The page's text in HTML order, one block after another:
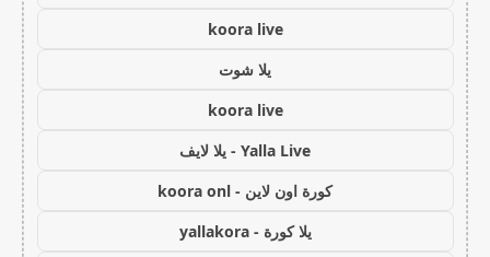
koora live
يلا شوت
koora live
Yalla Live - يلا لايف
كورة اون لاين - koora onl
يلا كورة - yallakora